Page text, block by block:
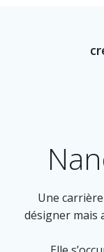
Une
désigner mais